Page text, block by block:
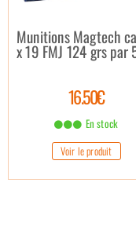
Munitions Magtech
x 19 FMJ 124 grs par
16.50€
En stock
Voir le produit